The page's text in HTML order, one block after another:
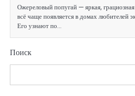
Ожереловый попугай — яркая,
всё чаще появляется в домах любителей
Его узнают по…
Поиск